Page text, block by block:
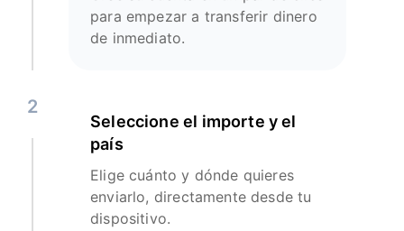
para empezar a transferir dinero
de inmediato.
2
Seleccione el importe y el
país
Elige cuánto y dónde quieres
enviarlo, directamente desde tu
dispositivo.